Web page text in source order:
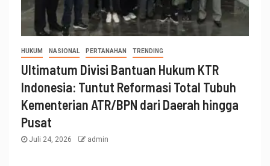
HUKUM NASIONAL PERTANAHAN TRENDING
Ultimatum Divisi Bantuan Hukum KTR
Indonesia: Tuntut Reformasi Total Tubuh
Kementerian ATR/BPN dari Daerah hingga
Pusat
Juli 24, 2026 admin